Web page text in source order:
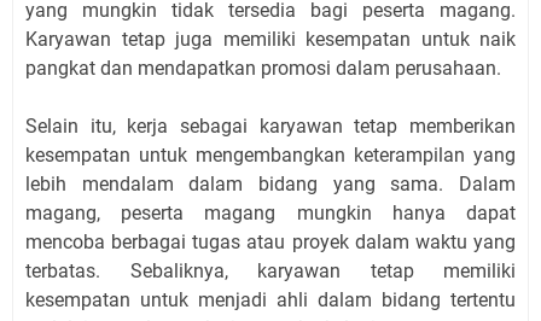
yang mungkin tidak tersedia bagi peserta magang.
Karyawan tetap juga memiliki kesempatan untuk naik
pangkat dan mendapatkan promosi dalam perusahaan.
Selain itu, kerja sebagai karyawan tetap memberikan
kesempatan untuk mengembangkan keterampilan yang
lebih mendalam dalam bidang yang sama. Dalam
magang, peserta magang mungkin hanya dapat
mencoba berbagai tugas atau proyek dalam waktu yang
terbatas. Sebaliknya, karyawan tetap memiliki
kesempatan untuk menjadi ahli dalam bidang tertentu